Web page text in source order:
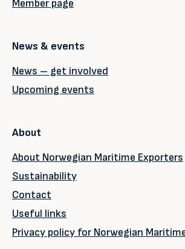
Member page
News & events
News – get involved
Upcoming events
About
About Norwegian Maritime Exporters
Sustainability
Contact
Useful links
Privacy policy for Norwegian